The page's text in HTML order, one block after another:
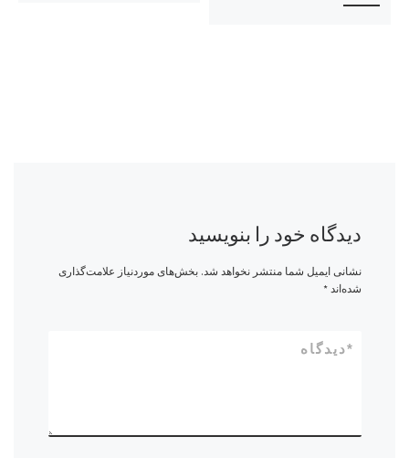
دیدگاه خود را بنویسید
نشانی ایمیل شما منتشر نخواهد شد. بخش‌های موردنیاز علامت‌گذاری
شده‌اند*
دیدگاه*